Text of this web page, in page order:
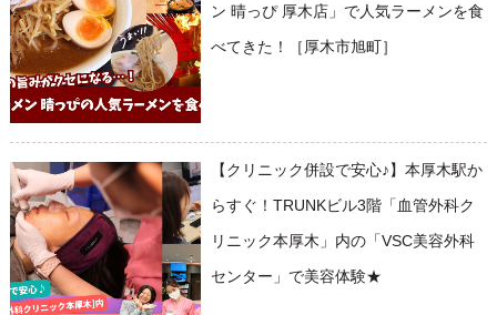
ン 晴っぴ 厚木店」で人気ラーメンを食
べてきた！［厚木市旭町］
【クリニック併設で安心♪】本厚木駅か
らすぐ！TRUNKビル3階「血管外科ク
リニック本厚木」内の「VSC美容外科
センター」で美容体験★